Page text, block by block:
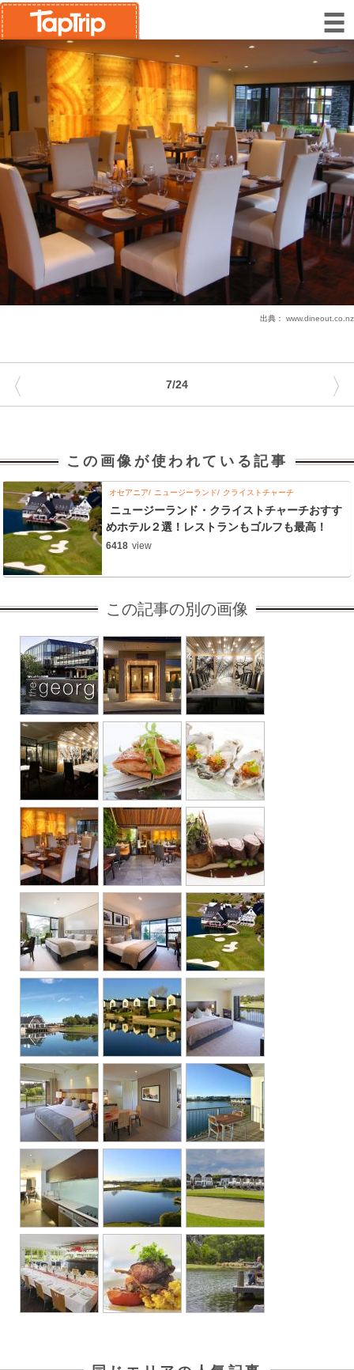
出典： www.dineout.co.nz
7/24
〈 〉
この画像が使われている記事
オセアニア ニュージーランド クライストチャーチ
ニュージーランド・クライストチャーチおすす
めホテル２選！レストランもゴルフも最高！
6418 view
この記事の別の画像